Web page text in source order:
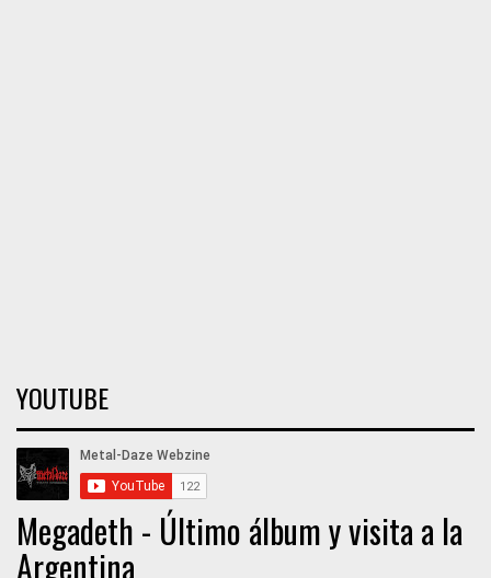
YOUTUBE
Megadeth - Último álbum y visita a la
Argentina